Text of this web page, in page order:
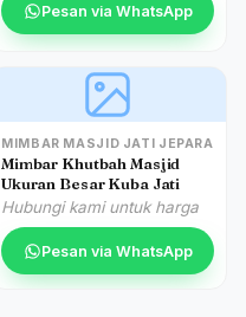
Pesan via WhatsApp
MIMBAR MASJID JATI JEPARA
Mimbar Khutbah Masjid
Ukuran Besar Kuba Jati
Hubungi kami untuk harga
Pesan via WhatsApp